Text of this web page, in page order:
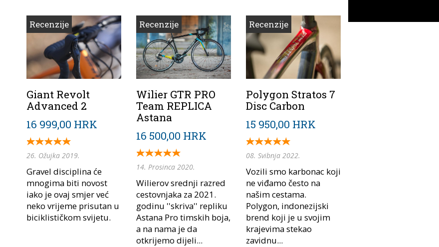
Recenzije
Giant Revolt
Advanced 2
16 999,00 HRK
26. Ožujka 2019.
Gravel disciplina će
mnogima biti novost
iako je ovaj smjer već
neko vrijeme prisutan u
biciklističkom svijetu.
Recenzije
Wilier GTR PRO
Team REPLICA
Astana
16 500,00 HRK
14. Prosinca 2020.
Wilierov srednji razred
cestovnjaka za 2021.
godinu ''skriva'' repliku
Astana Pro timskih boja,
a na nama je da
otkrijemo dijeli...
Recenzije
Polygon Stratos 7
Disc Carbon
15 950,00 HRK
08. Svibnja 2022.
Vozili smo karbonac koji
ne viđamo često na
našim cestama.
Polygon, indonezijski
brend koji je u svojim
krajevima stekao
zavidnu...